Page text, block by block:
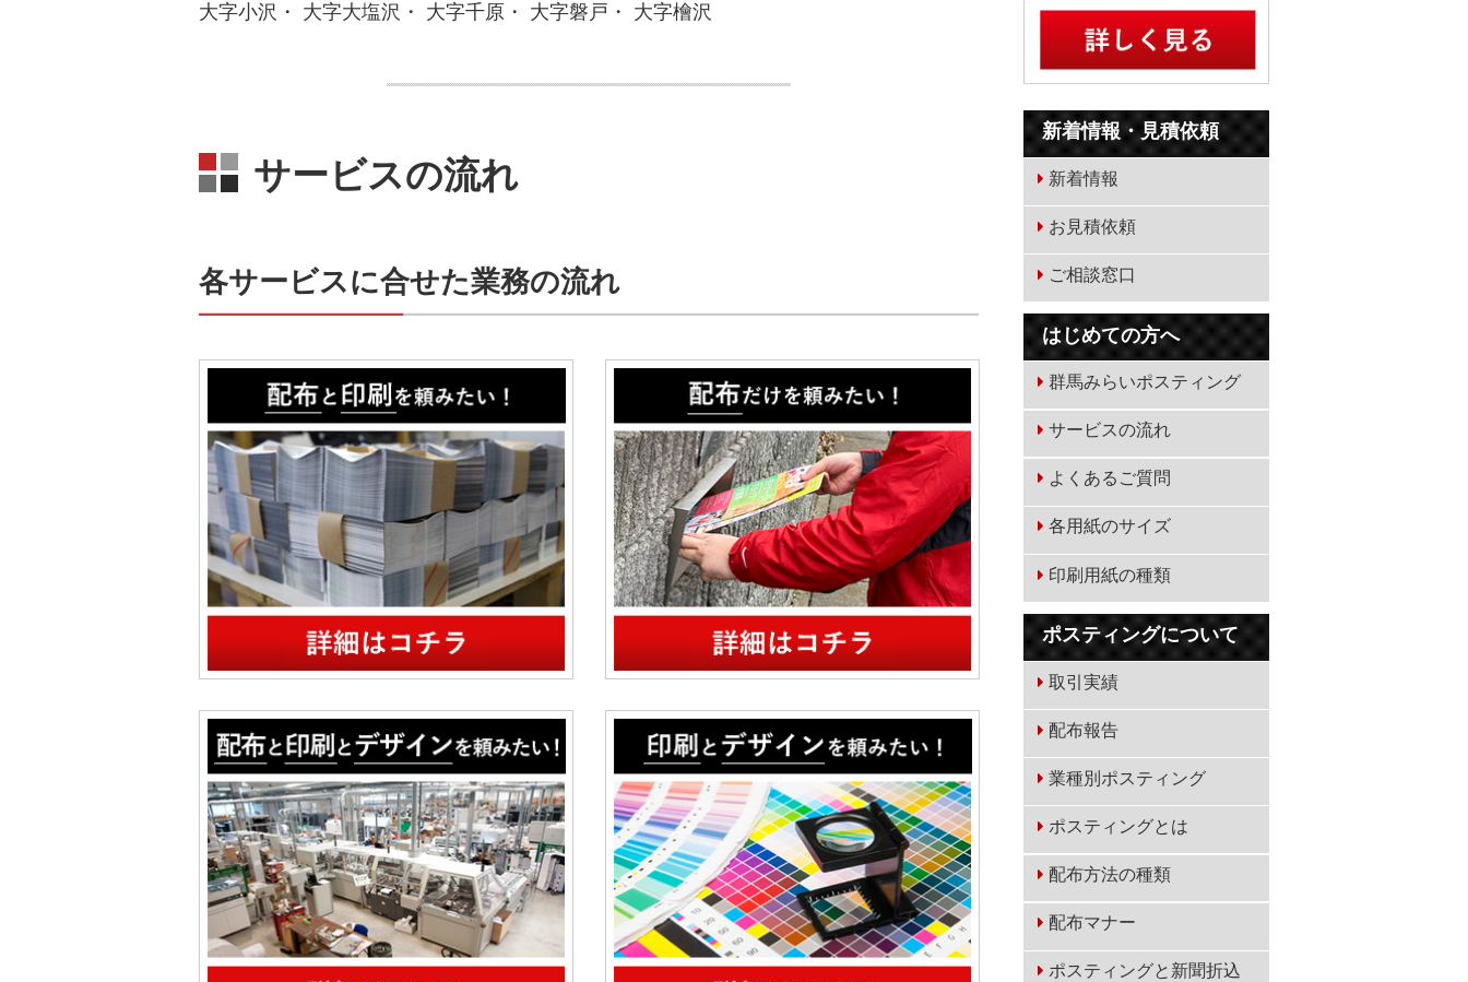
大字小沢・ 大字大塩沢・ 大字千原・ 大字磐戸・ 大字檜沢
サービスの流れ
各サービスに合せた業務の流れ
新着情報・見積依頼
新着情報
お見積依頼
ご相談窓口
はじめての方へ
群馬みらいポスティング
サービスの流れ
よくあるご質問
各用紙のサイズ
印刷用紙の種類
ポスティングについて
取引実績
配布報告
業種別ポスティング
ポスティングとは
配布方法の種類
配布マナー
ポスティングと新聞折込